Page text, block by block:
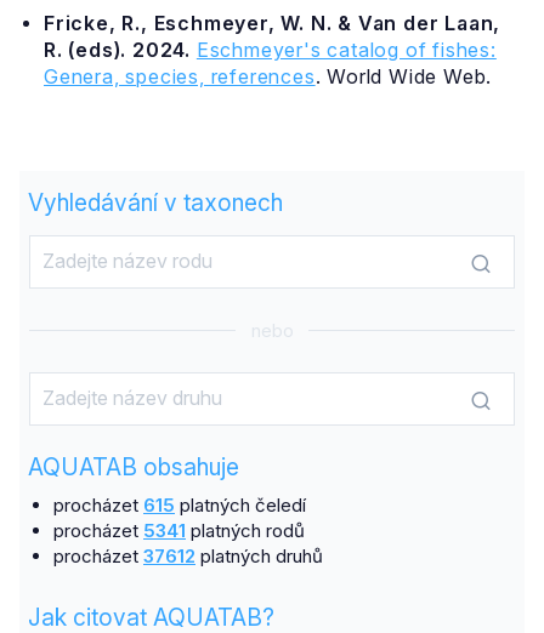
Fricke, R., Eschmeyer, W. N. & Van der Laan,
R. (eds). 2024. Eschmeyer's catalog of fishes:
Genera, species, references. World Wide Web.
Vyhledávání v taxonech
nebo
AQUATAB obsahuje
procházet 615 platných čeledí
procházet 5341 platných rodů
procházet 37612 platných druhů
Jak citovat AQUATAB?